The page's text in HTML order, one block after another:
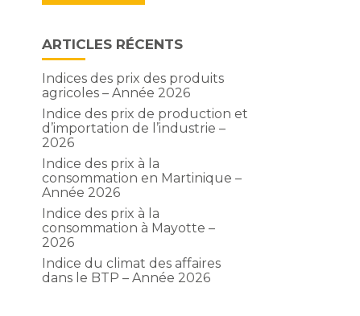
ARTICLES RÉCENTS
Indices des prix des produits
agricoles – Année 2026
Indice des prix de production et
d’importation de l’industrie –
2026
Indice des prix à la
consommation en Martinique –
Année 2026
Indice des prix à la
consommation à Mayotte –
2026
Indice du climat des affaires
dans le BTP – Année 2026